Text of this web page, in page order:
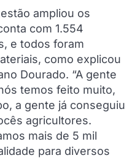
ampliou os
com 1.554
e todos foram
como explicou
Dourado. “A gente
temos feito muito,
a gente já conseguiu
agricultores.
mais de 5 mil
para diversos